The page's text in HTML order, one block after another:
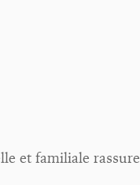
et familiale rassure